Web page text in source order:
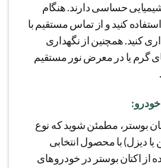
حساسی دارند. هنگام
کنید و از تماس مستقیم با
کنید. همچنین از نگهداری
یا در معرض نور مستقیم
بوستر، مطمئن شوید که نوع
دیزل) با محصول انتخابی
از اکتان بوستر در خودروهای